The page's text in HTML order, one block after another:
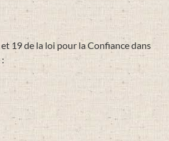
19 de la loi pour la Confiance dans